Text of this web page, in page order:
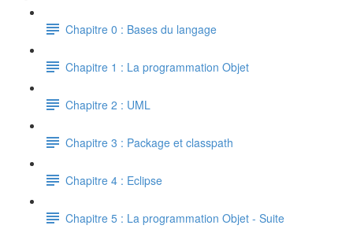
Chapitre 0 : Bases du langage
Chapitre 1 : La programmation Objet
Chapitre 2 : UML
Chapitre 3 : Package et classpath
Chapitre 4 : Eclipse
Chapitre 5 : La programmation Objet - Suite